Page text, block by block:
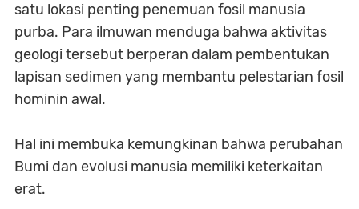
satu lokasi penting penemuan fosil manusia
purba. Para ilmuwan menduga bahwa aktivitas
geologi tersebut berperan dalam pembentukan
lapisan sedimen yang membantu pelestarian fosil
hominin awal.
Hal ini membuka kemungkinan bahwa perubahan
Bumi dan evolusi manusia memiliki keterkaitan
erat.